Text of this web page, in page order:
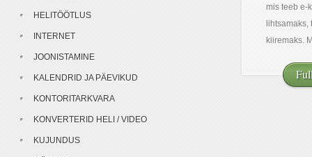
mis teeb e-
kiiremaks.
HELITÖÖTLUS
INTERNET
JOONISTAMINE
KALENDRID JA PÄEVIKUD
KONTORITARKVARA
KONVERTERID HELI / VIDEO
KUJUNDUS